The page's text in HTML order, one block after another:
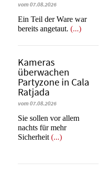
vom 07.08.2026
​​​​​​​Ein Teil der Ware war
bereits angetaut. (...)
Kameras
überwachen
Partyzone in Cala
Ratjada
vom 07.08.2026
Sie sollen vor allem
nachts für mehr
Sicherheit (...)